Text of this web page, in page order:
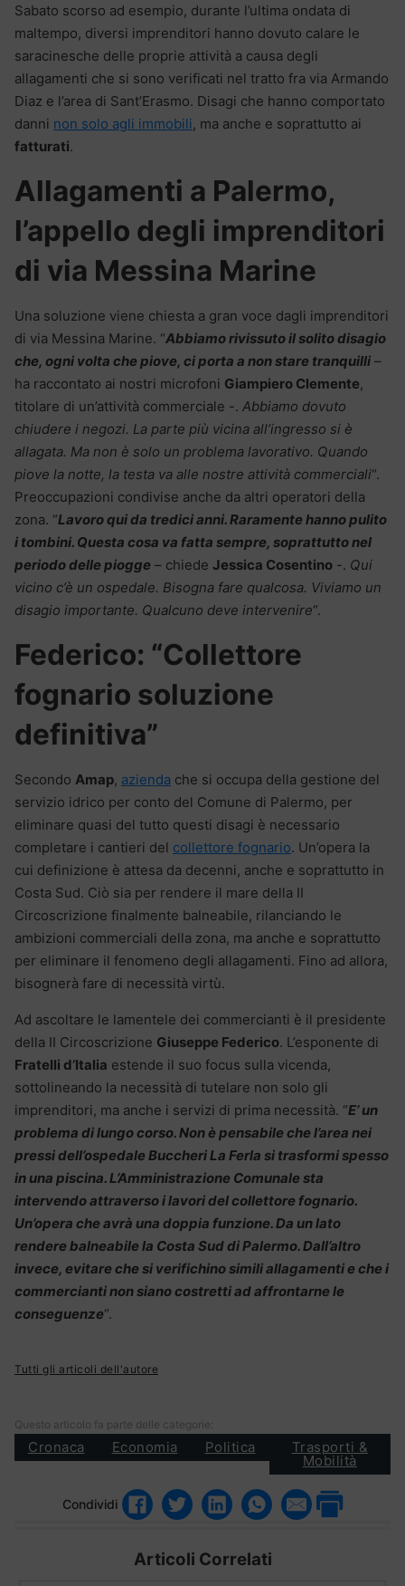
Sabato scorso ad esempio, durante l’ultima ondata di
maltempo, diversi imprenditori hanno dovuto calare le
saracinesche delle proprie attività a causa degli
allagamenti che si sono verificati nel tratto fra via Armando
Diaz e l’area di Sant’Erasmo. Disagi che hanno comportato
danni non solo agli immobili, ma anche e soprattutto ai
fatturati.
Allagamenti a Palermo,
l’appello degli imprenditori
di via Messina Marine
Una soluzione viene chiesta a gran voce dagli imprenditori
di via Messina Marine. “Abbiamo rivissuto il solito disagio
che, ogni volta che piove, ci porta a non stare tranquilli –
ha raccontato ai nostri microfoni Giampiero Clemente,
titolare di un’attività commerciale -. Abbiamo dovuto
chiudere i negozi. La parte più vicina all’ingresso si è
allagata. Ma non è solo un problema lavorativo. Quando
piove la notte, la testa va alle nostre attività commerciali“.
Preoccupazioni condivise anche da altri operatori della
zona. “Lavoro qui da tredici anni. Raramente hanno pulito
i tombini. Questa cosa va fatta sempre, soprattutto nel
periodo delle piogge – chiede Jessica Cosentino -. Qui
vicino c’è un ospedale. Bisogna fare qualcosa. Viviamo un
disagio importante. Qualcuno deve intervenire“.
Federico: “Collettore
fognario soluzione
definitiva”
Secondo Amap, azienda che si occupa della gestione del
servizio idrico per conto del Comune di Palermo, per
eliminare quasi del tutto questi disagi è necessario
completare i cantieri del collettore fognario. Un’opera la
cui definizione è attesa da decenni, anche e soprattutto in
Costa Sud. Ciò sia per rendere il mare della II
Circoscrizione finalmente balneabile, rilanciando le
ambizioni commerciali della zona, ma anche e soprattutto
per eliminare il fenomeno degli allagamenti. Fino ad allora,
bisognerà fare di necessità virtù.
Ad ascoltare le lamentele dei commercianti è il presidente
della II Circoscrizione Giuseppe Federico. L’esponente di
Fratelli d’Italia estende il suo focus sulla vicenda,
sottolineando la necessità di tutelare non solo gli
imprenditori, ma anche i servizi di prima necessità. “E’ un
problema di lungo corso. Non è pensabile che l’area nei
pressi dell’ospedale Buccheri La Ferla si trasformi spesso
in una piscina. L’Amministrazione Comunale sta
intervendo attraverso i lavori del collettore fognario.
Un’opera che avrà una doppia funzione. Da un lato
rendere balneabile la Costa Sud di Palermo. Dall’altro
invece, evitare che si verifichino simili allagamenti e che i
commercianti non siano costretti ad affrontarne le
conseguenze“.
Tutti gli articoli dell'autore
Questo articolo fa parte delle categorie:
Cronaca Economia Politica Trasporti &
Mobilità
Condividi
Articoli Correlati